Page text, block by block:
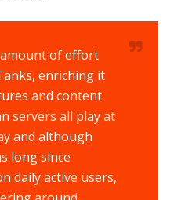
of effort
enriching it
and content.
servers all play at
and although
long since
daily active users,